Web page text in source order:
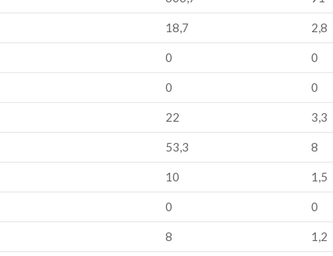
18,7 2,8
0 0
0 0
22 3,3
53,3 8
10 1,5
0 0
8 1,2